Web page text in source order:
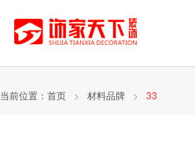
当前位置： 首页 > 材料品牌 > 33